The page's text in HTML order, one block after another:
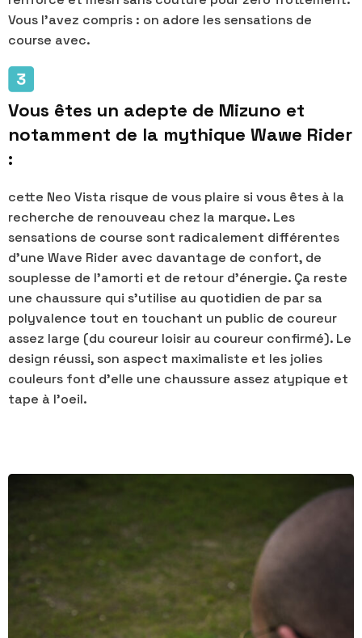
Vous l’avez compris : on adore les sensations de
course avec.
Vous êtes un adepte de Mizuno et
notamment de la mythique Wawe Rider
:
cette Neo Vista risque de vous plaire si vous êtes à la
recherche de renouveau chez la marque. Les
sensations de course sont radicalement différentes
d’une Wave Rider avec davantage de confort, de
souplesse de l’amorti et de retour d’énergie. Ça reste
une chaussure qui s’utilise au quotidien de par sa
polyvalence tout en touchant un public de coureur
assez large (du coureur loisir au coureur confirmé). Le
design réussi, son aspect maximaliste et les jolies
couleurs font d’elle une chaussure assez atypique et
tape à l’oeil.